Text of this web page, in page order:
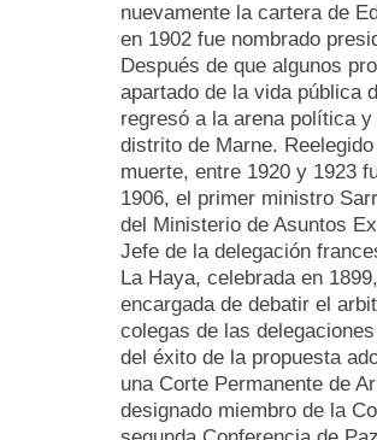
nuevamente la cartera de
en 1902 fue nombrado
Después de que algunos
apartado de la vida pública
regresó a la arena política
distrito de Marne.
muerte, entre 1920 y 1923
1906, el primer ministro
del Ministerio de Asuntos
Jefe de la delegación
La Haya, celebrada en
encargada de debatir el
colegas de las
del éxito de la propuesta
una Corte Permanente de
designado miembro de la